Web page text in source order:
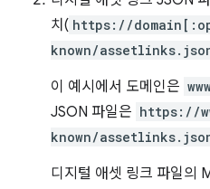
치( https://
known/
이 예시에서 도메인은
JSON 파일은 https://
known/
디지털 애셋 링크 파일의